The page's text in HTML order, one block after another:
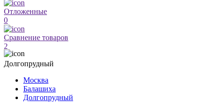
Отложенные
0
Сравнение товаров
2
Долгопрудный
Москва
Балашиха
Долгопрудный